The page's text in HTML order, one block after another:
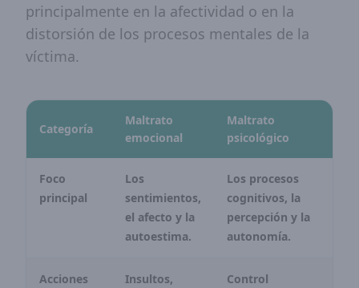
principalmente en la afectividad o en la
distorsión de los procesos mentales de la
víctima.
Categoría
Maltrato
emocional
Maltrato
psicológico
Foco
principal
Los
sentimientos,
el afecto y la
autoestima.
Los procesos
cognitivos, la
percepción y la
autonomía.
Acciones Insultos, Control